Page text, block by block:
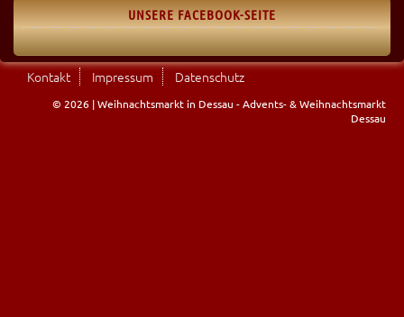
UNSERE FACEBOOK-SEITE
Kontakt Impressum Datenschutz
© 2026 | Weihnachtsmarkt in Dessau - Advents- & Weihnachtsmarkt
Dessau